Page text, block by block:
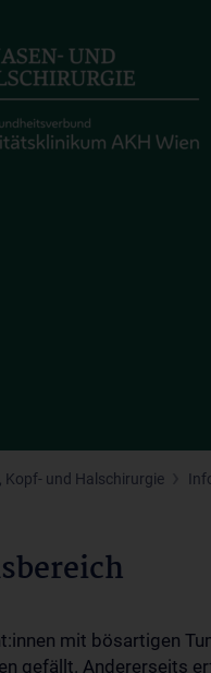
Kopf- und Halschirurgie
mit bösartigen
gefällt. Andererseits